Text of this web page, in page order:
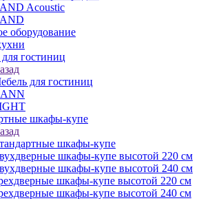
Acoustic
оборудование
гостиниц
для гостиниц
шкафы-купе
шкафы-купе
шкафы-купе высотой 220 см
шкафы-купе высотой 240 см
шкафы-купе высотой 220 см
шкафы-купе высотой 240 см